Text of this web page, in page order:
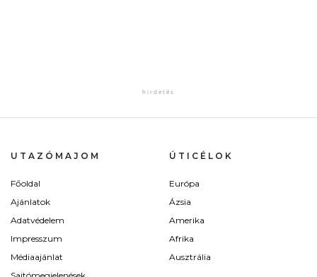
UTAZÓMAJOM
Főoldal
Ajánlatok
Adatvédelem
Impresszum
Médiaajánlat
ÚTICÉLOK
Európa
Ázsia
Amerika
Afrika
Ausztrália